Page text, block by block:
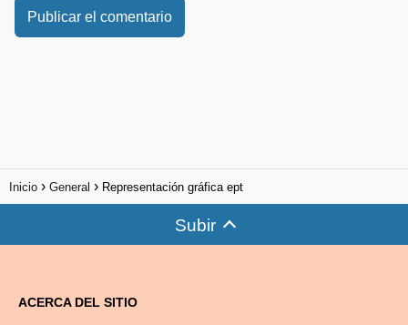
Inicio General Representación gráfica ept
Subir
ACERCA DEL SITIO